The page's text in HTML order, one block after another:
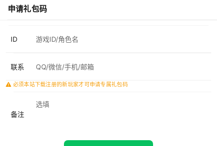
申请礼包码
ID
联系
必须本站下载注册的新玩家才可申请专属礼包码
备注